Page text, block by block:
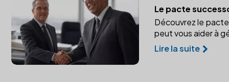
Le pacte
Découvrez le
peut vous aider à
Lire la suite